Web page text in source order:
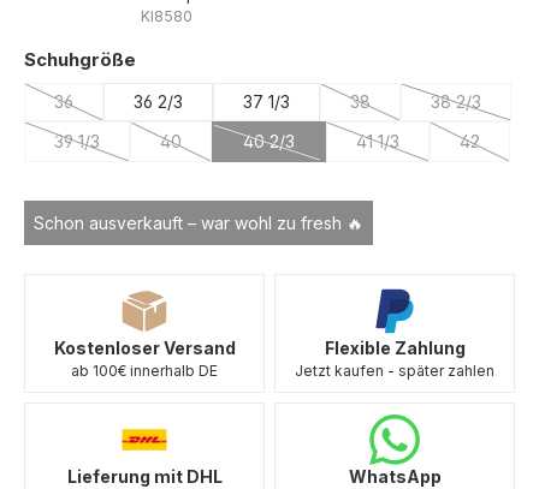
Schon ausverkauft – war wohl zu fresh 🔥
KI8580
Schuhgröße
36
(Diese Option ist zurzeit nicht verfügbar.)
36 2/3 37 1/3 38
(Diese Option ist zurzeit
38 2/3
(Diese
39 1/3
(Diese Option ist zurzeit nicht verfügbar.)
40
(Diese Option ist zurzeit nicht verfügbar.)
40 2/3
(Diese Option ist zurzeit nicht
41 1/3
(Diese Option ist
42
(Diese
Kostenloser Versand
ab 100€ innerhalb DE
Flexible Zahlung
Jetzt kaufen - später zahlen
Lieferung mit DHL
WhatsApp